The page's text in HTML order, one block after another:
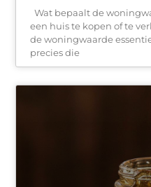
Wat bepaalt de
een huis te kopen of te
de woningwaarde
precies die